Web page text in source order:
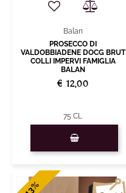
Balan
PROSECCO DI
VALDOBBIADENE DOCG BRUT
COLLI IMPERVI FAMIGLIA
BALAN
€ 12,00
75 CL